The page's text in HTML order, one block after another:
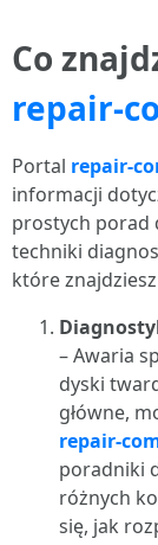
Co
repair-
Portal repair-
informacji
prostych porad
techniki
które
– Awaria
dyski
główne,
repair-
poradniki
różnych
się, jak